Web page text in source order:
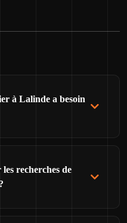
à Lalinde a besoin
recherches de